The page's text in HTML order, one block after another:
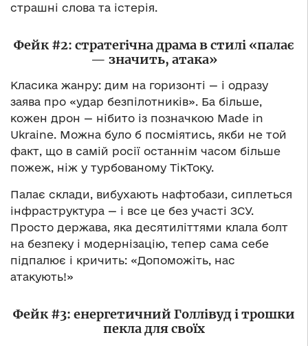
страшні слова та істерія.
Фейк #2: стратегічна драма в стилі «палає
— значить, атака»
Класика жанру: дим на горизонті — і одразу
заява про «удар безпілотників». Ба більше,
кожен дрон — нібито із позначкою Made in
Ukraine. Можна було б посміятись, якби не той
факт, що в самій росії останнім часом більше
пожеж, ніж у турбованому ТікТоку.
Палає склади, вибухають нафтобази, сиплеться
інфраструктура — і все це без участі ЗСУ.
Просто держава, яка десятиліттями клала болт
на безпеку і модернізацію, тепер сама себе
підпалює і кричить: «Допоможіть, нас
атакують!»
Фейк #3: енергетичний Голлівуд і трошки
пекла для своїх